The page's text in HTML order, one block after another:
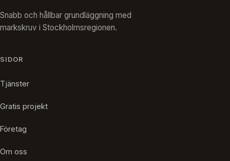
Snabb och hållbar grundläggning med
markskruv i Stockholmsregionen.
SIDOR
Tjänster
Gratis projekt
Företag
Om oss